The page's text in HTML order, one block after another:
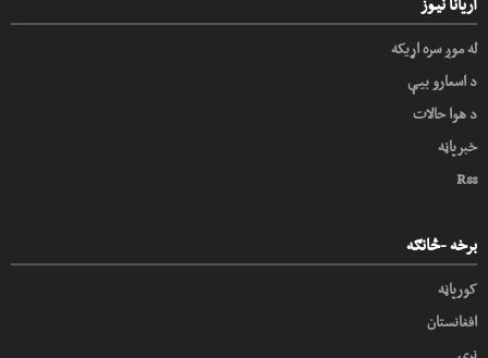
له موږ سره اړیکه
د اسعارو بیې
د هوا حالات
خبرپاڼه
Rss
برخه -څانګه
کورپاڼه
افغانستان